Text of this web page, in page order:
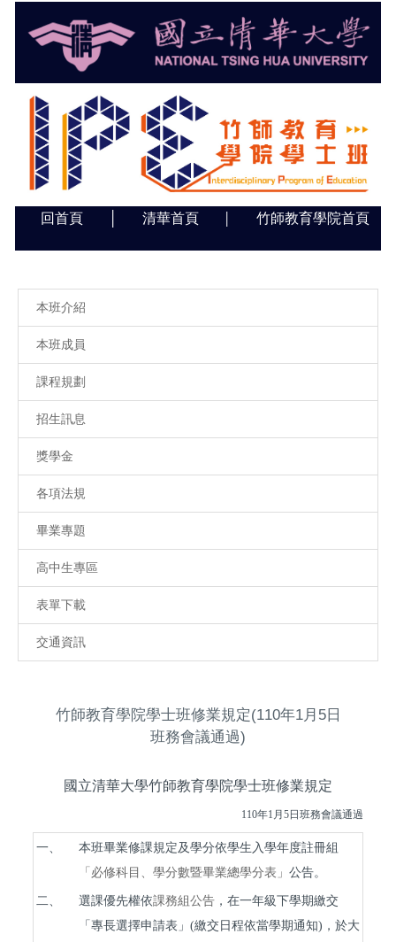
內
回首頁 清華首頁 竹師教育學院首頁
本班介紹
本班成員
課程規劃
招生訊息
獎學金
各項法規
畢業專題
高中生專區
表單下載
交通資訊
竹師教育學院學士班修業規定(110年1月5日
班務會議通過)
國立清華大學竹師教育學院學士班修業規定
110年1月5日班務會議通過
一、
本班畢業修課規定及學分依學生入學年度註冊組
「必修科目、學分數暨畢業總學分表」 公告。
二、 選課優先權依課務組公告 ，在一年級下學期繳交
「專長選擇申請表」(繳交日程依當學期通知)，於大